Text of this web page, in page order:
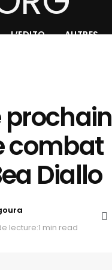
L’EDITO AUTRES
prochain
combat
Diallo
lecture:1 min read